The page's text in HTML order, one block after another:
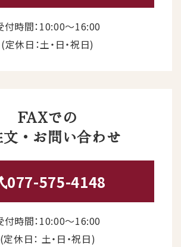
付時間：10:00〜16:00
(定休日：土・日・祝日)
FAXでの
文・お問い合わせ
077-575-4148
付時間：10:00〜16:00
(定休日： 土・日・祝日)